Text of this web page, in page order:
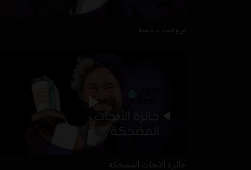
تزوجت بـ دمية
جائزة الأبحاث المضحكة